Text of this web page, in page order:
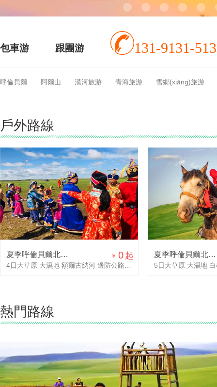
包車游 跟團游 131-9131-
呼倫貝爾 阿爾山 漠河旅游 青海旅游 雪鄉(xiāng)旅游
戶外路線
夏季呼倫貝爾北線4日游 ￥ 0 起 夏季呼倫貝爾北線5日游
熱門路線